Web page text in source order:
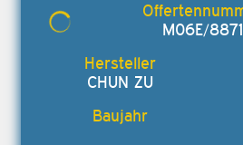
M06E/8871
CHUN ZU